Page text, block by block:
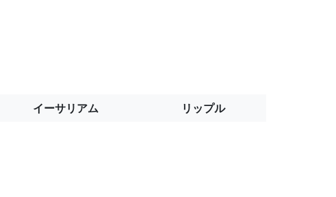
イーサリアム リップル